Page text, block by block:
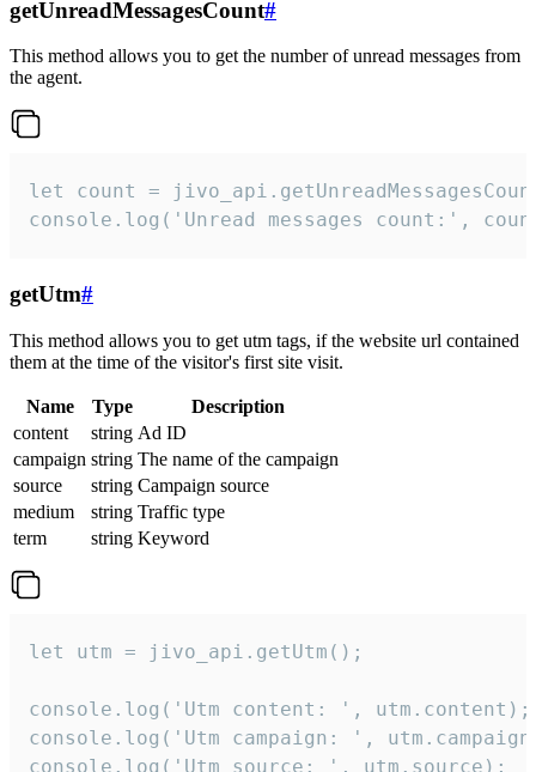
getUnreadMessagesCount#
This method allows you to get the number of unread messages from
the agent.
let count =
console.log('Unread messages count:',
getUtm#
This method allows you to get utm tags, if the website url contained
them at the time of the visitor's first site visit.
Name Type
Description
content
string Ad ID
campaign string The name of the campaign
source
string Campaign source
medium
string Traffic type
term
string Keyword
let utm = jivo_api.getUtm();
console.log('Utm content: ', utm.content);
console.log('Utm campaign: ',
console.log('Utm source: ', utm.source);